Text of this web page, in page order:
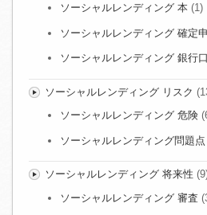
ソーシャルレンディング 本 (1)
ソーシャルレンディング 確定
ソーシャルレンディング 銀行
ソーシャルレンディング リスク
ソーシャルレンディング 危険
ソーシャルレンディング問題点
ソーシャルレンディング 将来性
ソーシャルレンディング 審査